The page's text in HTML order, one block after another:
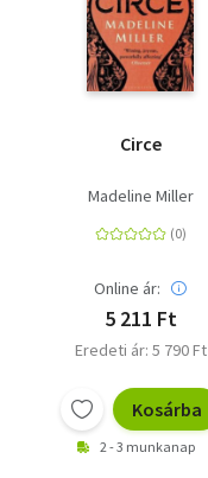
Circe
Madeline Miller
Online ár:
5 211 Ft
Eredeti ár: 5 790 Ft
Kosárba
2 - 3 munkanap